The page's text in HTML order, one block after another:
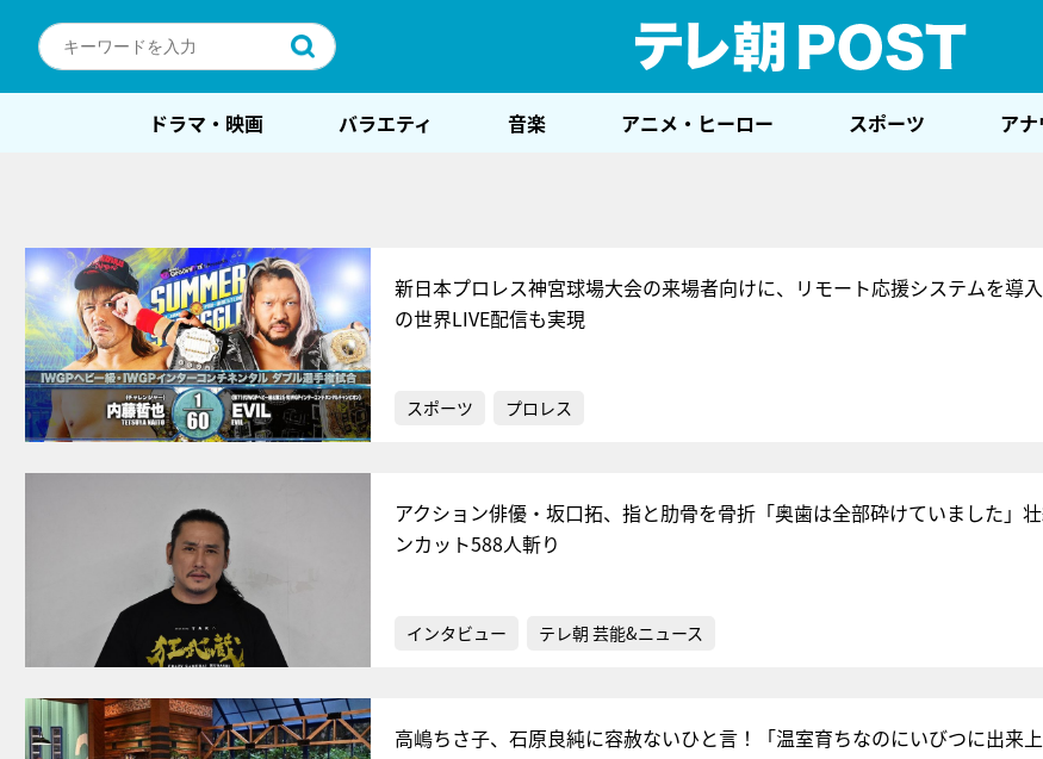
ドラマ・映画 バラエティ 音楽 アニメ・ヒーロー スポーツ ア
新日本プロレス神宮球場大会の来場者向けに、リモート応援システムを導
の世界LIVE配信も実現
スポーツ プロレス
アクション俳優・坂口拓、指と肋骨を骨折「奥歯は全部砕けていました」
ンカット588人斬り
インタビュー テレ朝 芸能&ニュース
高嶋ちさ子、石原良純に容赦ないひと言！「温室育ちなのにいびつに出来